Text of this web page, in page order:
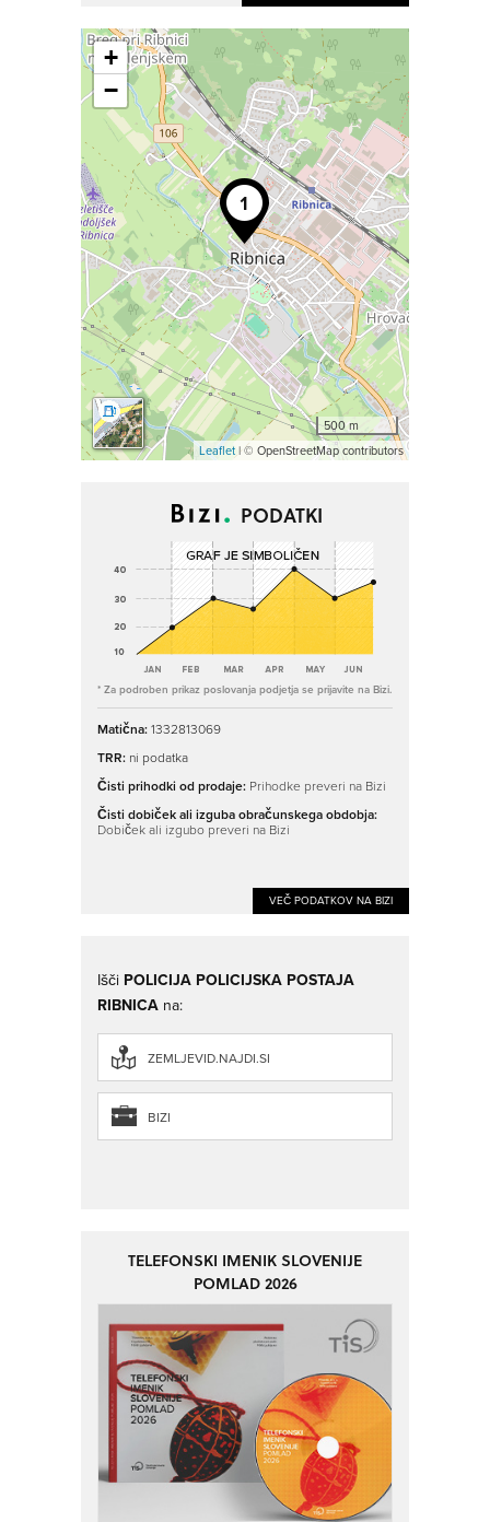
+
−
500 m
Leaflet| © OpenStreetMap contributors
PODATKI
* Za podroben prikaz poslovanja podjetja se prijavite na Bizi.
Matična:1332813069
TRR: ni podatka
Čisti prihodki od prodaje: Prihodke preveri na Bizi
Čisti dobiček ali izguba obračunskega obdobja:
Dobiček ali izgubo preveri na Bizi
VEČ PODATKOV NA BIZI
Išči POLICIJA POLICIJSKA POSTAJA
RIBNICA na:
ZEMLJEVID.NAJDI.SI
BIZI
TELEFONSKI IMENIK SLOVENIJE
POMLAD 2026